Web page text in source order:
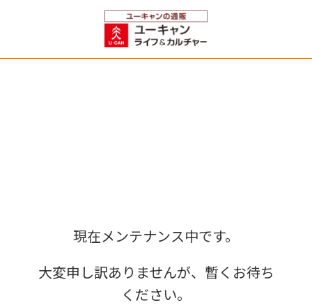
現在メンテナンス中です。
大変申し訳ありませんが、暫くお待ち
ください。